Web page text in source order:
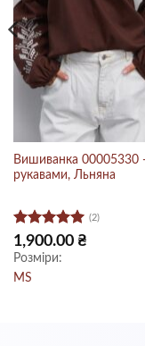
Вишиванка 00005330
рукавами, Льняна
Оцінено в
5з 5
(2)
1,900.00 ₴
Розміри:
MS